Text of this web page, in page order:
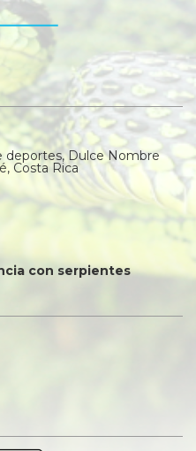
deportes, Dulce Nombre
Costa Rica
con serpientes